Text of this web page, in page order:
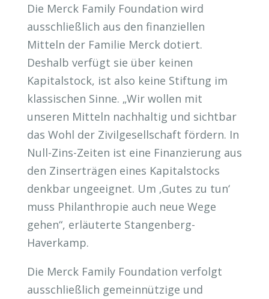
Die Merck Family Foundation wird
ausschließlich aus den finanziellen
Mitteln der Familie Merck dotiert.
Deshalb verfügt sie über keinen
Kapitalstock, ist also keine Stiftung im
klassischen Sinne. „Wir wollen mit
unseren Mitteln nachhaltig und sichtbar
das Wohl der Zivilgesellschaft fördern. In
Null-Zins-Zeiten ist eine Finanzierung aus
den Zinserträgen eines Kapitalstocks
denkbar ungeeignet. Um ‚Gutes zu tun‘
muss Philanthropie auch neue Wege
gehen“, erläuterte Stangenberg-
Haverkamp.
Die Merck Family Foundation verfolgt
ausschließlich gemeinnützige und